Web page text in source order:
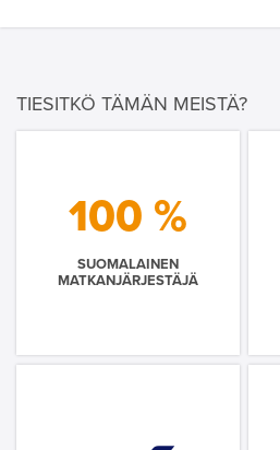
TIESITKÖ TÄMÄN MEISTÄ?
100 %
SUOMALAINEN
MATKANJÄRJESTÄJÄ